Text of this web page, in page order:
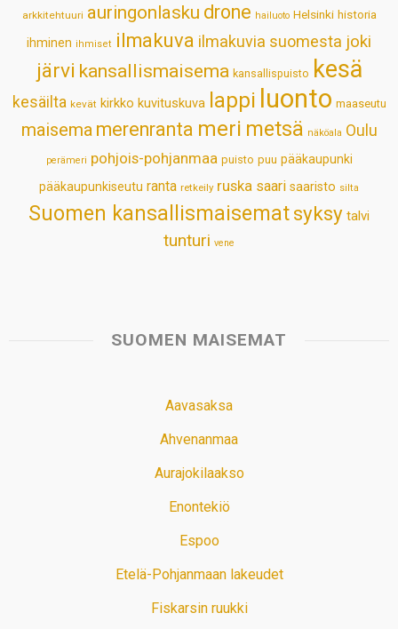
p
k
n
s
t
arkkitehtuuri auringonlasku drone hailuoto Helsinki historia
ihminen ihmiset ilmakuva ilmakuvia suomesta joki
järvi kansallismaisema kansallispuisto kesä
kesäilta kevät kirkko kuvituskuva lappi luonto maaseutu
maisema merenranta meri metsä näköala Oulu
perämeri pohjois-pohjanmaa puisto puu pääkaupunki
pääkaupunkiseutu ranta retkeily ruska saari saaristo silta
Suomen kansallismaisematsyksy talvi
tunturi vene
SUOMEN MAISEMAT
Aavasaksa
Ahvenanmaa
Aurajokilaakso
Enontekiö
Espoo
Etelä-Pohjanmaan lakeudet
Fiskarsin ruukki